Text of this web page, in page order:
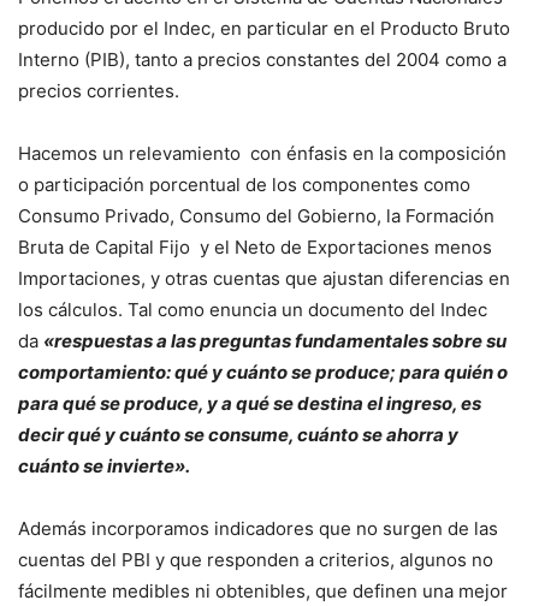
producido por el Indec, en particular en el Producto Bruto
Interno (PIB), tanto a precios constantes del 2004 como a
precios corrientes.
Hacemos un relevamiento con énfasis en la composición
o participación porcentual de los componentes como
Consumo Privado, Consumo del Gobierno, la Formación
Bruta de Capital Fijo y el Neto de Exportaciones menos
Importaciones, y otras cuentas que ajustan diferencias en
los cálculos. Tal como enuncia un documento del Indec
da «respuestas a las preguntas fundamentales sobre su
comportamiento: qué y cuánto se produce; para quién o
para qué se produce, y a qué se destina el ingreso, es
decir qué y cuánto se consume, cuánto se ahorra y
cuánto se invierte».
Además incorporamos indicadores que no surgen de las
cuentas del PBI y que responden a criterios, algunos no
fácilmente medibles ni obtenibles, que definen una mejor